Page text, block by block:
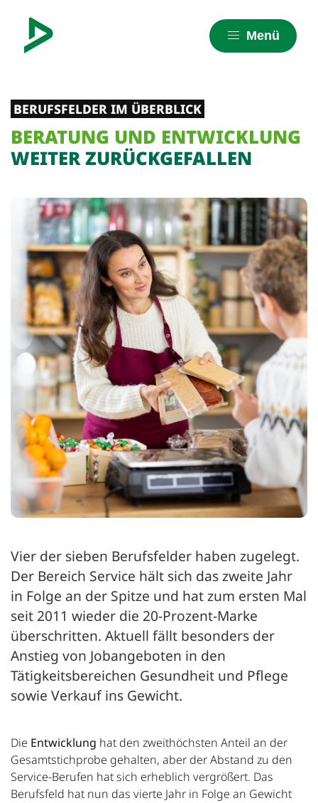
Menü
BERUFSFELDER IM ÜBERBLICK
BERATUNG UND ENTWICKLUNG
WEITER ZURÜCKGEFALLEN
Vier der sieben Berufsfelder haben zugelegt.
Der Bereich Service hält sich das zweite Jahr
in Folge an der Spitze und hat zum ersten Mal
seit 2011 wieder die 20-Prozent-Marke
überschritten. Aktuell fällt besonders der
Anstieg von Jobangeboten in den
Tätigkeitsbereichen Gesundheit und Pflege
sowie Verkauf ins Gewicht.
Die Entwicklung hat den zweithöchsten Anteil an der
Gesamtstichprobe gehalten, aber der Abstand zu den
Service-Berufen hat sich erheblich vergrößert. Das
Berufsfeld hat nun das vierte Jahr in Folge an Gewicht